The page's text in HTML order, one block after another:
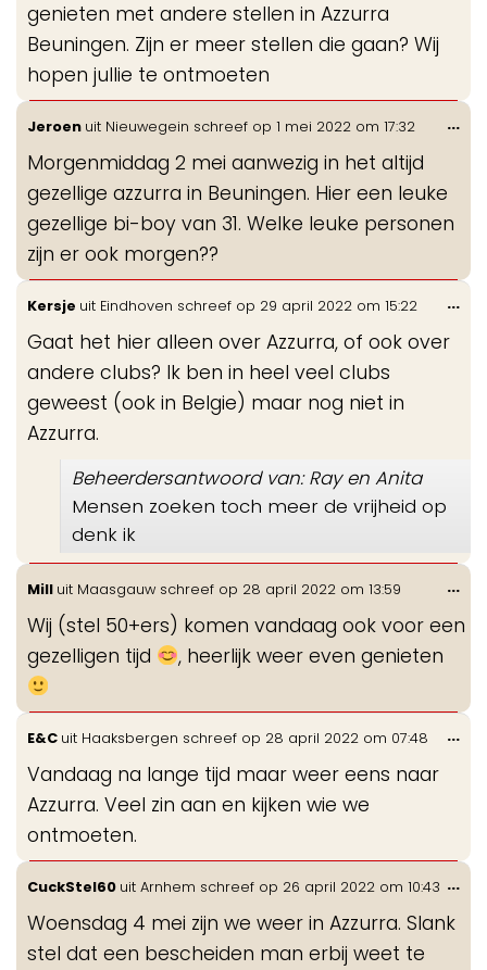
genieten met andere stellen in Azzurra
Beuningen. Zijn er meer stellen die gaan? Wij
hopen jullie te ontmoeten
Jeroen uit Nieuwegein schreef op 1 mei 2022 om 17:32
Morgenmiddag 2 mei aanwezig in het altijd
gezellige azzurra in Beuningen. Hier een leuke
gezellige bi-boy van 31. Welke leuke personen
zijn er ook morgen??
...
Kersje uit Eindhoven schreef op 29 april 2022 om 15:22
Gaat het hier alleen over Azzurra, of ook over
andere clubs? Ik ben in heel veel clubs
geweest (ook in Belgie) maar nog niet in
Azzurra.
Beheerdersantwoord van: Ray en Anita
Mensen zoeken toch meer de vrijheid op
denk ik
...
Mill uit Maasgauw schreef op 28 april 2022 om 13:59
Wij (stel 50+ers) komen vandaag ook voor een
gezelligen tijd
, heerlijk weer even genieten
...
E&C uit Haaksbergen schreef op 28 april 2022 om 07:48
Vandaag na lange tijd maar weer eens naar
Azzurra. Veel zin aan en kijken wie we
ontmoeten.
...
CuckStel60 uit Arnhem schreef op 26 april 2022 om 10:43
Woensdag 4 mei zijn we weer in Azzurra. Slank
stel dat een bescheiden man erbij weet te
...